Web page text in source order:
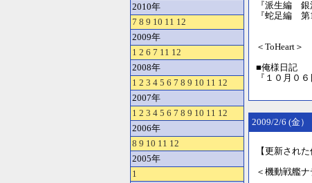
2010年
7 8 9 10 11 12
2009年
1 2 6 7 11 12
2008年
1 2 3 4 5 6 7 8 9 10 11 12
2007年
1 2 3 4 5 6 7 8 9 10 11 12
2006年
8 9 10 11 12
2005年
1
『派生編
『蛇足編 第
＜ToHeart＞
■俺様日記
『１０月０
2009/2/6 (金）
【更新された
＜機動戦艦ナ